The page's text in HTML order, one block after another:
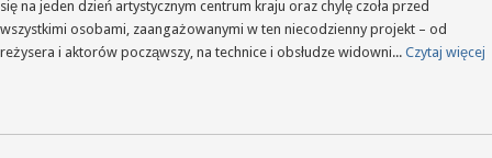
się na jeden dzień artystycznym centrum kraju oraz chylę czoła przed
wszystkimi osobami, zaangażowanymi w ten niecodzienny projekt – od
reżysera i aktorów począwszy, na technice i obsłudze widowni... Czytaj więcej